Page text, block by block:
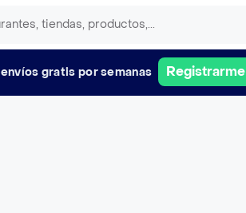
envíos gratis por semanas Registrarme